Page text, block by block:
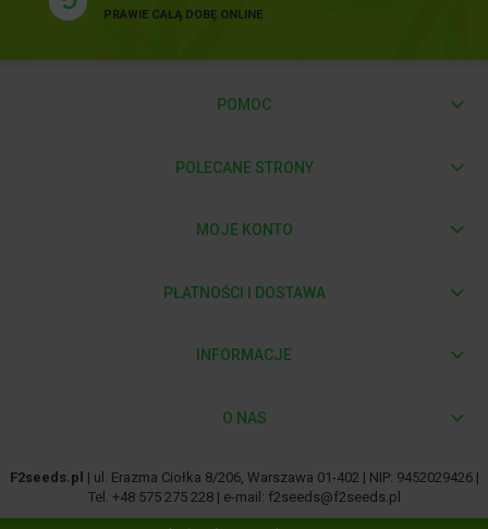
PRAWIE CAŁĄ DOBĘ ONLINE
POMOC
POLECANE STRONY
MOJE KONTO
PŁATNOŚCI I DOSTAWA
INFORMACJE
O NAS
F2seeds.pl | ul. Erazma Ciołka 8/206, Warszawa 01-402 | NIP: 9452029426 |
Tel. +48 575 275 228| e-mail: f2seeds@f2seeds.pl